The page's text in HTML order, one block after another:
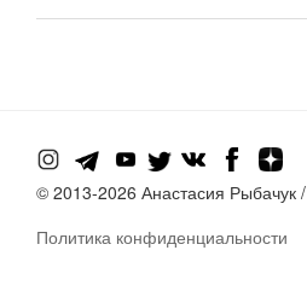
© 2013-2026 Анастасия Рыбачук /
Политика конфиденциальности